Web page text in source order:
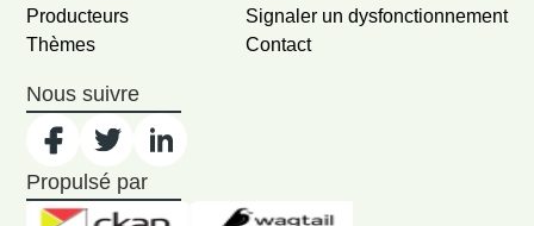
Producteurs
Thèmes
Signaler un dysfonctionnement
Contact
Nous suivre
Propulsé par